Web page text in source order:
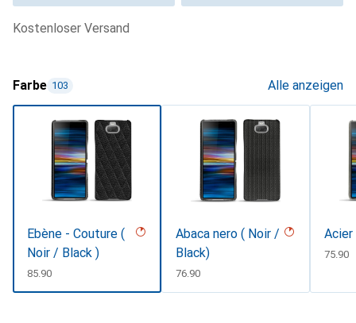
kostenloser Versand
Farbe 103 Alle anzeigen
Ebène - Couture (
Noir / Black )
CHF
85.90
Abaca nero ( Noir /
Black)
CHF
76.90
CHF
75.90